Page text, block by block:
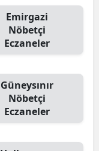
Emirgazi
Nöbetçi
Eczaneler
Güneysınır
Nöbetçi
Eczaneler